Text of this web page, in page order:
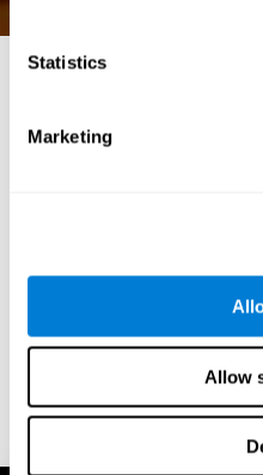
Statistics
Marketing
Allow
재미있는
적 예리함
역동적인 온라인 게임 세계
와 인지적 이점을 결합한
게임의 즐거움과 정신 향상